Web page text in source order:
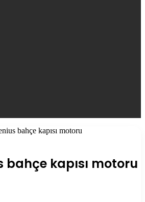
bahçe kapısı motoru
kapısı motoru